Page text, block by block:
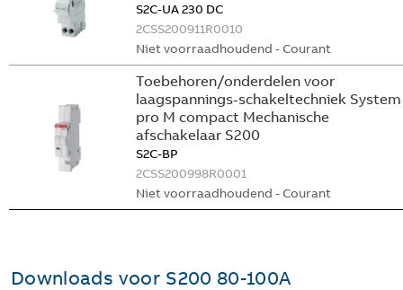
S2C-UA 230 DC
2CSS200911R0010
Niet voorraadhoudend - Courant
Toebehoren/onderdelen voor
laagspannings-schakeltechniek System
pro M compact Mechanische
afschakelaar S200
S2C-BP
2CSS200998R0001
Niet voorraadhoudend - Courant
Downloads voor S200 80-100A